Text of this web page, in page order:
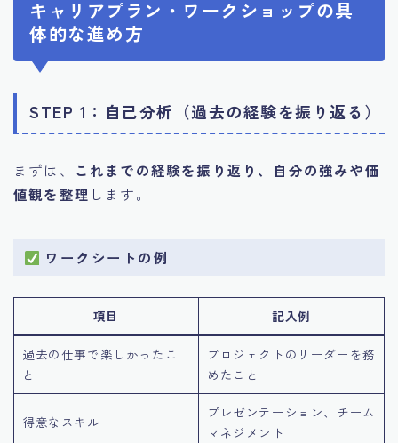
キャリアプラン・ワークショップの具
体的な進め方
STEP 1：自己分析（過去の経験を振り返る）
まずは、 これまでの経験を振り返り、自分の強みや価
値観を整理 します。
ワークシートの例
項目 記入例
過去の仕事で楽しかったこ
と
プロジェクトのリーダーを務
めたこと
得意なスキル
プレゼンテーション、チーム
マネジメント